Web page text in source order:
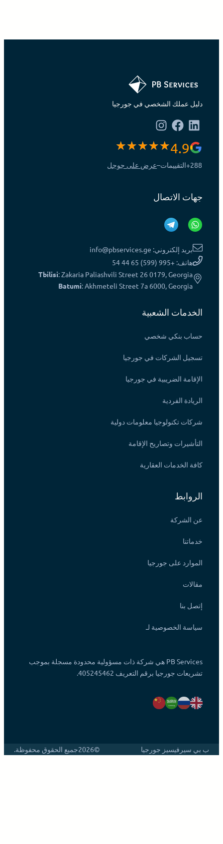
دليل عملك الشخصي في جورجيا
4.9
288+ التقييمات–عرض على جوجل
جهات الاتصال
بريد إلكتروني: info@pbservices.ge
هاتف: +995 (599) 65 44 54
Tbilisi: Zakaria Paliashvili Street 26 0179, Georgia
Batumi: Akhmeteli Street 7a 6000, Georgia
الخدمات الشعبية
حساب بنكي شخصي
تسجيل الشركات في جورجيا
الإقامة الضريبية في جورجيا
الريادة الفردية
شركات تكنولوجيا معلومات دولية
التأشيرات وتصاريح الإقامة
كافة الخدمات العقارية
الروابط
عن الشركة
خدماتنا
الموارد على جورجيا
مقالات
إتصل بنا
سياسة الخصوصية لـ
PB Services هي شركة ذات مسؤولية محدودة مسجلة بموجب
تشريعات جورجيا برقم التعريف 405245462.
ب بي سيرفيسيز جورجيا ©2026 جميع الحقوق محفوظة.